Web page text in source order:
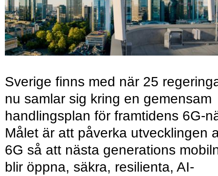
Sverige finns med när 25
nu samlar sig kring en gemensam
handlingsplan för framtidens 6G-
Målet är att påverka utvecklingen
6G så att nästa generations
blir öppna, säkra, resilienta, AI-